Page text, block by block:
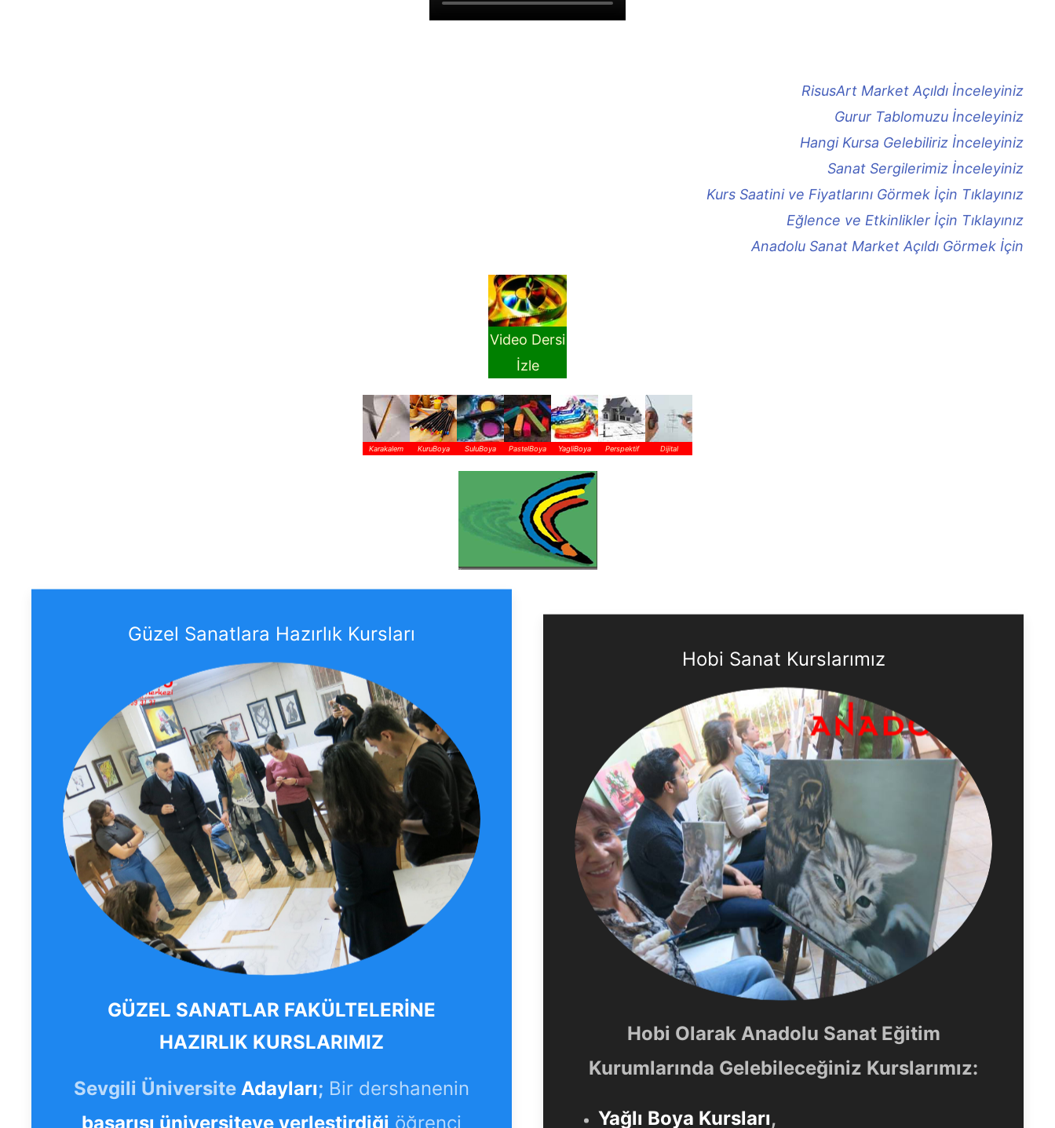
RisusArt Market Açıldı İnceleyiniz
Gurur Tablomuzu İnceleyiniz
Hangi Kursa Gelebiliriz İnceleyiniz
Sanat Sergilerimiz İnceleyiniz
Kurs Saatini ve Fiyatlarını Görmek İçin Tıklayınız
Eğlence ve Etkinlikler İçin Tıklayınız
Anadolu Sanat Market Açıldı Görmek İçin
Video Dersi
İzle
Karakalem KuruBoya SuluBoya PastelBoya YagliBoya Perspektif Dijital
Güzel Sanatlara Hazırlık Kursları
GÜZEL SANATLAR FAKÜLTELERİNE
HAZIRLIK KURSLARIMIZ
Sevgili Üniversite Adayları; Bir dershanenin
başarısı üniversiteye yerleştirdiği öğrenci
Hobi Sanat Kurslarımız
Hobi Olarak Anadolu Sanat Eğitim
Kurumlarında Gelebileceğiniz Kurslarımız:
Yağlı Boya Kursları,